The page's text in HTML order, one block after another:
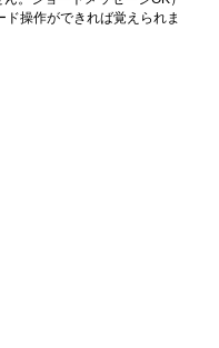
ド操作ができれば覚えられま